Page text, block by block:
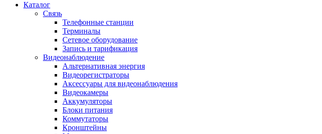
Каталог
Связь
Телефонные станции
Терминалы
Сетевое оборудование
Запись и тарификация
Видеонаблюдение
Альтернативная энергия
Видеорегистраторы
Аксессуары для видеонаблюдения
Видеокамеры
Аккумуляторы
Блоки питания
Коммутаторы
Кронштейны